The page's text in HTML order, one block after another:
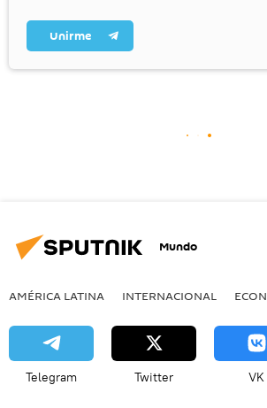
Unirme
Mundo
AMÉRICA LATINA INTERNACIONAL
Telegram Twitter VK